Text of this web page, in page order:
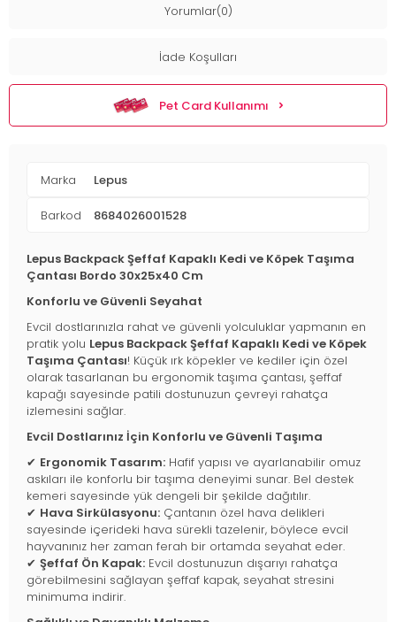
Yorumlar(0)
İade Koşulları
Pet Card Kullanımı
Marka Lepus
Barkod 8684026001528
Lepus Backpack Şeffaf Kapaklı Kedi ve Köpek Taşıma
Çantası Bordo 30x25x40 Cm
Konforlu ve Güvenli Seyahat
Evcil dostlarınızla rahat ve güvenli yolculuklar yapmanın en
pratik yolu Lepus Backpack Şeffaf Kapaklı Kedi ve Köpek
Taşıma Çantası! Küçük ırk köpekler ve kediler için özel
olarak tasarlanan bu ergonomik taşıma çantası, şeffaf
kapağı sayesinde patili dostunuzun çevreyi rahatça
izlemesini sağlar.
Evcil Dostlarınız İçin Konforlu ve Güvenli Taşıma
✔ Ergonomik Tasarım: Hafif yapısı ve ayarlanabilir omuz
askıları ile konforlu bir taşıma deneyimi sunar. Bel destek
kemeri sayesinde yük dengeli bir şekilde dağıtılır.
✔ Hava Sirkülasyonu: Çantanın özel hava delikleri
sayesinde içerideki hava sürekli tazelenir, böylece evcil
hayvanınız her zaman ferah bir ortamda seyahat eder.
✔ Şeffaf Ön Kapak: Evcil dostunuzun dışarıyı rahatça
görebilmesini sağlayan şeffaf kapak, seyahat stresini
minimuma indirir.